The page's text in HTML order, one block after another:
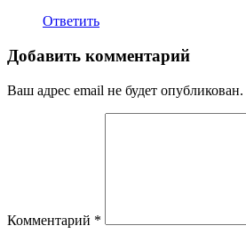
Ответить
Добавить комментарий
Ваш адрес email не будет опубликован.
Комментарий *